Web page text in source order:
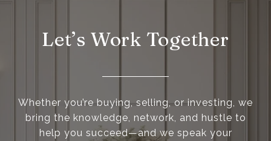
Let’s Work Together
Whether you’re buying, selling, or investing, we
bring the knowledge, network, and hustle to
help you succeed—and we speak your